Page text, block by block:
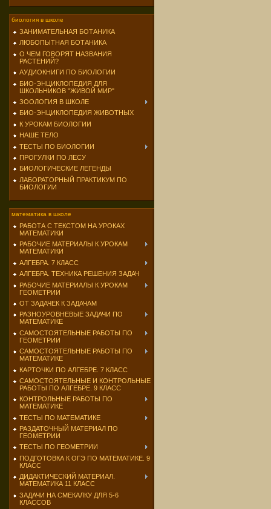
биология в школе
ЗАНИМАТЕЛЬНАЯ БОТАНИКА
ЛЮБОПЫТНАЯ БОТАНИКА
О ЧЕМ ГОВОРЯТ НАЗВАНИЯ
РАСТЕНИЙ?
АУДИОКНИГИ ПО БИОЛОГИИ
БИО-ЭНЦИКЛОПЕДИЯ ДЛЯ
ШКОЛЬНИКОВ "ЖИВОЙ МИР"
ЗООЛОГИЯ В ШКОЛЕ
БИО-ЭНЦИКЛОПЕДИЯ ЖИВОТНЫХ
К УРОКАМ БИОЛОГИИ
НАШЕ ТЕЛО
ТЕСТЫ ПО БИОЛОГИИ
ПРОГУЛКИ ПО ЛЕСУ
БИОЛОГИЧЕСКИЕ ЛЕГЕНДЫ
ЛАБОРАТОРНЫЙ ПРАКТИКУМ ПО
БИОЛОГИИ
математика в школе
РАБОТА С ТЕКСТОМ НА УРОКАХ
МАТЕМАТИКИ
РАБОЧИЕ МАТЕРИАЛЫ К УРОКАМ
МАТЕМАТИКИ
АЛГЕБРА. 7 КЛАСС
АЛГЕБРА. ТЕХНИКА РЕШЕНИЯ ЗАДАЧ
РАБОЧИЕ МАТЕРИАЛЫ К УРОКАМ
ГЕОМЕТРИИ
ОТ ЗАДАЧЕК К ЗАДАЧАМ
РАЗНОУРОВНЕВЫЕ ЗАДАЧИ ПО
МАТЕМАТИКЕ
САМОСТОЯТЕЛЬНЫЕ РАБОТЫ ПО
ГЕОМЕТРИИ
САМОСТОЯТЕЛЬНЫЕ РАБОТЫ ПО
МАТЕМАТИКЕ
КАРТОЧКИ ПО АЛГЕБРЕ. 7 КЛАСС
САМОСТОЯТЕЛЬНЫЕ И КОНТРОЛЬНЫЕ
РАБОТЫ ПО АЛГЕБРЕ. 9 КЛАСС
КОНТРОЛЬНЫЕ РАБОТЫ ПО
МАТЕМАТИКЕ
ТЕСТЫ ПО МАТЕМАТИКЕ
РАЗДАТОЧНЫЙ МАТЕРИАЛ ПО
ГЕОМЕТРИИ
ТЕСТЫ ПО ГЕОМЕТРИИ
ПОДГОТОВКА К ОГЭ ПО МАТЕМАТИКЕ. 9
КЛАСС
ДИДАКТИЧЕСКИЙ МАТЕРИАЛ.
МАТЕМАТИКА 11 КЛАСС
ЗАДАЧИ НА СМЕКАЛКУ ДЛЯ 5-6
КЛАССОВ